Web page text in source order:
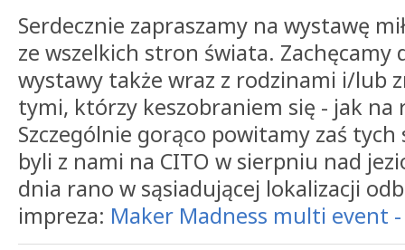
Serdecznie zapraszamy na wystawę
ze wszelkich stron świata. Zachęcamy
wystawy także wraz z rodzinami i/lub
tymi, którzy keszobraniem się - jak na
Szczególnie gorąco powitamy zaś
byli z nami na CITO w sierpniu nad
dnia rano w sąsiadującej lokalizacji
impreza: Maker Madness multi event